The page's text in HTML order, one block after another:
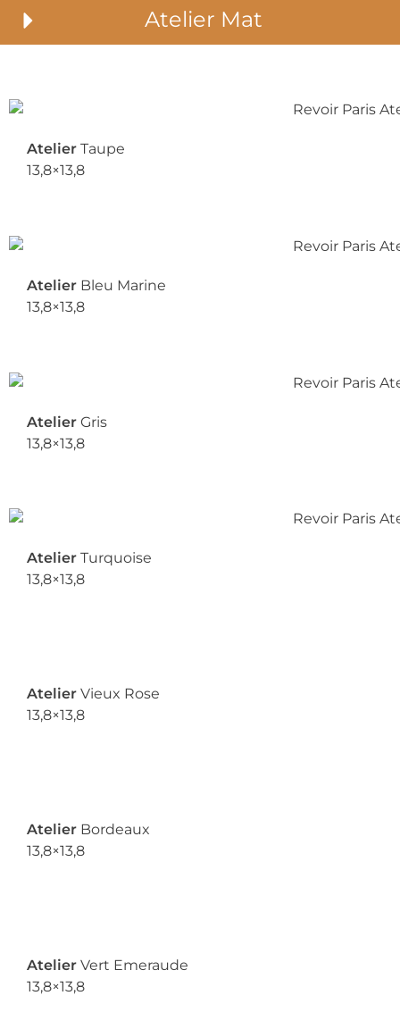
Atelier Mat
Atelier Taupe
13,8×13,8
Atelier Bleu Marine
13,8×13,8
Atelier Gris
13,8×13,8
Atelier Turquoise
13,8×13,8
Atelier Vieux Rose
13,8×13,8
Atelier Bordeaux
13,8×13,8
Atelier Vert Emeraude
13,8×13,8